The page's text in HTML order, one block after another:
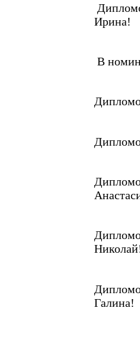
Ирина!
В
Галина!